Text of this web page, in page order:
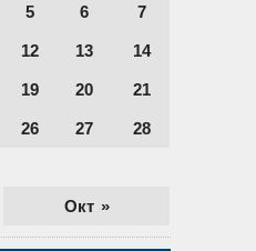
Окт »
5 6 7
12 13 14
19 20 21
26 27 28